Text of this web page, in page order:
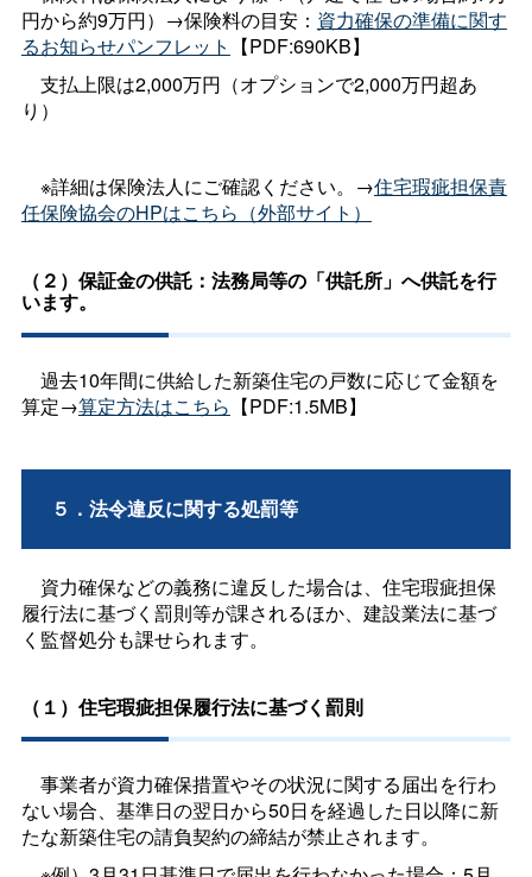
円から約9万円）→保険料の目安： 資力確保の準備に関す
るお知らせパンフレット
【PDF:690KB】
支払上限は2,000万円（オプションで2,000万円超あ
り）
※詳細は保険法人にご確認ください。→住宅瑕疵担保責
任保険協会のHPはこちら（外部サイト）
（２）保証金の供託：法務局等の「供託所」へ供託を行
います。
過去10年間に供給した新築住宅の戸数に応じて金額を
算定→算定方法はこちら 【PDF:1.5MB】
５．法令違反に関する処罰等
資力確保などの義務に違反した場合は、住宅瑕疵担保
履行法に基づく罰則等が課されるほか、建設業法に基づ
く監督処分も課せられます。
（１）住宅瑕疵担保履行法に基づく罰則
事業者が資力確保措置やその状況に関する届出を行わ
ない場合、基準日の翌日から50日を経過した日以降に新
たな新築住宅の請負契約の締結が禁止されます。